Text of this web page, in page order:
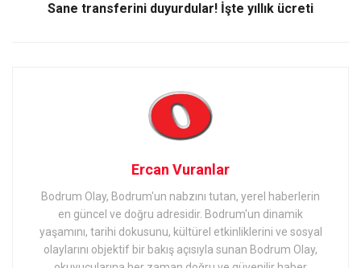
Sane transferini duyurdular! İşte yıllık ücreti
Ercan Vuranlar
Bodrum Olay, Bodrum'un nabzını tutan, yerel haberlerin
en güncel ve doğru adresidir. Bodrum'un dinamik
yaşamını, tarihi dokusunu, kültürel etkinliklerini ve sosyal
olaylarını objektif bir bakış açısıyla sunan Bodrum Olay,